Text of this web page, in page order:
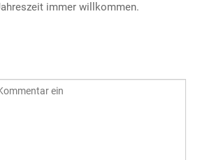
immer willkommen.